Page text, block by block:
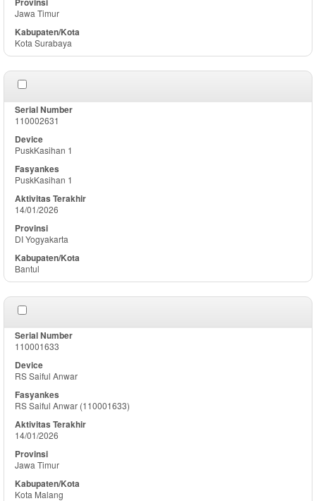
Jawa Timur
Kota Surabaya
110002631
PuskKasihan 1
PuskKasihan 1
14/01/2026
DI Yogyakarta
Bantul
110001633
RS Saiful Anwar
RS Saiful Anwar (110001633)
14/01/2026
Jawa Timur
Kota Malang